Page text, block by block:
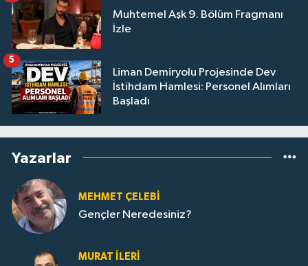
Muhtemel Aşk 9. Bölüm Fragmanı
İzle
Liman Demiryolu Projesinde Dev
İstihdam Hamlesi: Personel Alımları
Başladı
5
Yazarlar
MEHMET ÇELEBI
Gençler Neredesiniz?
MURAT İLERI